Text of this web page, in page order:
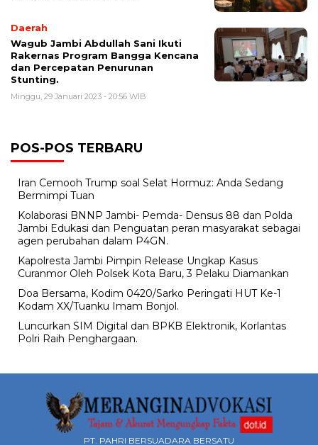
Daerah
Wagub Jambi Abdullah Sani Ikuti
Rakernas Program Bangga Kencana
dan Percepatan Penurunan
Stunting.
Minggu, 29 Januari 2023 - 20:56 WIB
POS-POS TERBARU
Iran Cemooh Trump soal Selat Hormuz: Anda Sedang
Bermimpi Tuan
Kolaborasi BNNP Jambi- Pemda- Densus 88 dan Polda
Jambi Edukasi dan Penguatan peran masyarakat sebagai
agen perubahan dalam P4GN.
Kapolresta Jambi Pimpin Release Ungkap Kasus
Curanmor Oleh Polsek Kota Baru, 3 Pelaku Diamankan
Doa Bersama, Kodim 0420/Sarko Peringati HUT Ke-1
Kodam XX/Tuanku Imam Bonjol.
Luncurkan SIM Digital dan BPKB Elektronik, Korlantas
Polri Raih Penghargaan.
PT. PAHRI BERSUADARA BERSATU